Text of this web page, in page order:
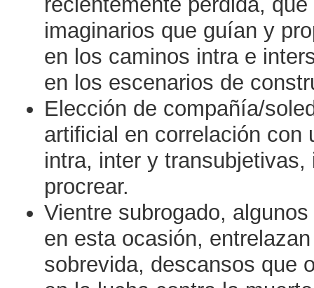
imaginarios que guían y
en los caminos intra e
en los escenarios de
Elección de compañía/
artificial en correlación con
intra, inter y
procrear.
Vientre subrogado,
en esta ocasión,
sobrevida, descansos que